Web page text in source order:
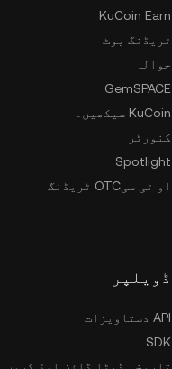
KuCoin Earn
ٹریڈنگ بوٹ
حوالہ
GemSPACE
KuCoin سیکھیں۔
کنورٹر
Spotlight
او ٹی سیOTC ٹریڈنگ
ڈویلپر
API دستاویزات
SDK